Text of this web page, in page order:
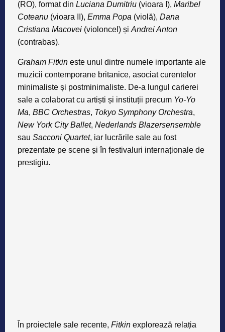
(RO), format din Luciana Dumitriu (vioara I), Maribel
Coteanu (vioara II), Emma Popa (violă), Dana
Cristiana Macovei (violoncel) și Andrei Anton
(contrabas).
Graham Fitkin este unul dintre numele importante ale
muzicii contemporane britanice, asociat curentelor
minimaliste și postminimaliste. De-a lungul carierei
sale a colaborat cu artiști și instituții precum Yo-Yo
Ma, BBC Orchestras, Tokyo Symphony Orchestra,
New York City Ballet, Nederlands Blazersensemble
sau Sacconi Quartet, iar lucrările sale au fost
prezentate pe scene și în festivaluri internaționale de
prestigiu.
În proiectele sale recente, Fitkin explorează relația